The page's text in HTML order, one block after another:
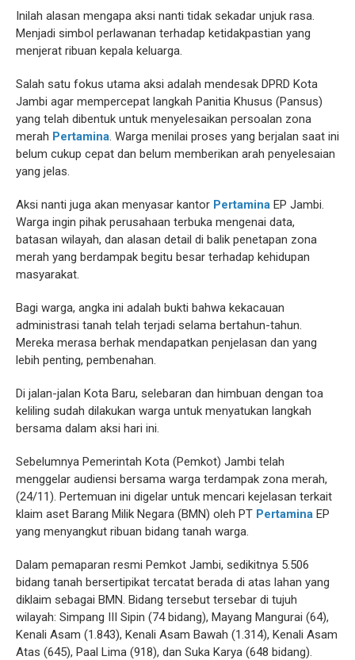
Inilah alasan mengapa aksi nanti tidak sekadar unjuk rasa.
Menjadi simbol perlawanan terhadap ketidakpastian yang
menjerat ribuan kepala keluarga.
Salah satu fokus utama aksi adalah mendesak DPRD Kota
Jambi agar mempercepat langkah Panitia Khusus (Pansus)
yang telah dibentuk untuk menyelesaikan persoalan zona
merah Pertamina. Warga menilai proses yang berjalan saat ini
belum cukup cepat dan belum memberikan arah penyelesaian
yang jelas.
Aksi nanti juga akan menyasar kantor Pertamina EP Jambi.
Warga ingin pihak perusahaan terbuka mengenai data,
batasan wilayah, dan alasan detail di balik penetapan zona
merah yang berdampak begitu besar terhadap kehidupan
masyarakat.
Bagi warga, angka ini adalah bukti bahwa kekacauan
administrasi tanah telah terjadi selama bertahun-tahun.
Mereka merasa berhak mendapatkan penjelasan dan yang
lebih penting, pembenahan.
Di jalan-jalan Kota Baru, selebaran dan himbuan dengan toa
keliling sudah dilakukan warga untuk menyatukan langkah
bersama dalam aksi hari ini.
Sebelumnya Pemerintah Kota (Pemkot) Jambi telah
menggelar audiensi bersama warga terdampak zona merah,
(24/11). Pertemuan ini digelar untuk mencari kejelasan terkait
klaim aset Barang Milik Negara (BMN) oleh PT Pertamina EP
yang menyangkut ribuan bidang tanah warga.
Dalam pemaparan resmi Pemkot Jambi, sedikitnya 5.506
bidang tanah bersertipikat tercatat berada di atas lahan yang
diklaim sebagai BMN. Bidang tersebut tersebar di tujuh
wilayah: Simpang III Sipin (74 bidang), Mayang Mangurai (64),
Kenali Asam (1.843), Kenali Asam Bawah (1.314), Kenali Asam
Atas (645), Paal Lima (918), dan Suka Karya (648 bidang).